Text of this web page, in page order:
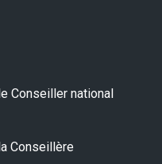
Conseiller national
Conseillère